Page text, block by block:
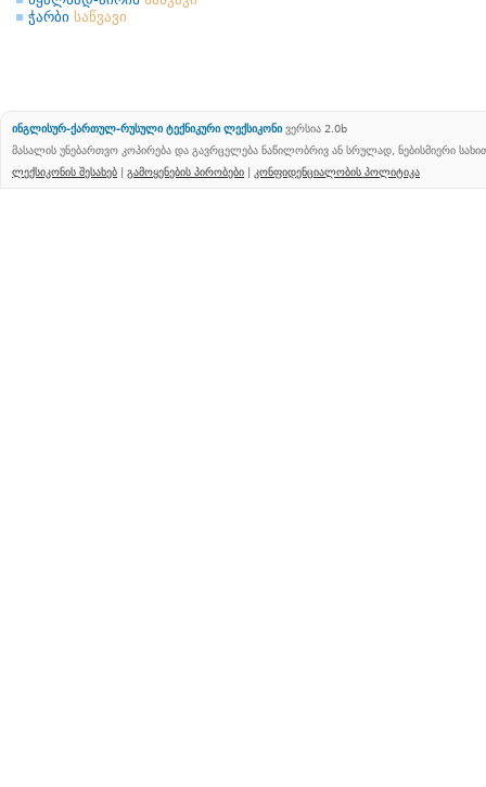
ჭარბი საწვავი
ინგლისურ-ქართულ-რუსული ტექნიკური ლექსიკონი ვერსია 2.0b
მასალის უნებართვო კოპირება და გავრცელება ნაწილობრივ ან სრულად, ნებისმიერი
ლექსიკონის შესახებ | გამოყენების პირობები | კონფიდენციალობის პოლიტიკა